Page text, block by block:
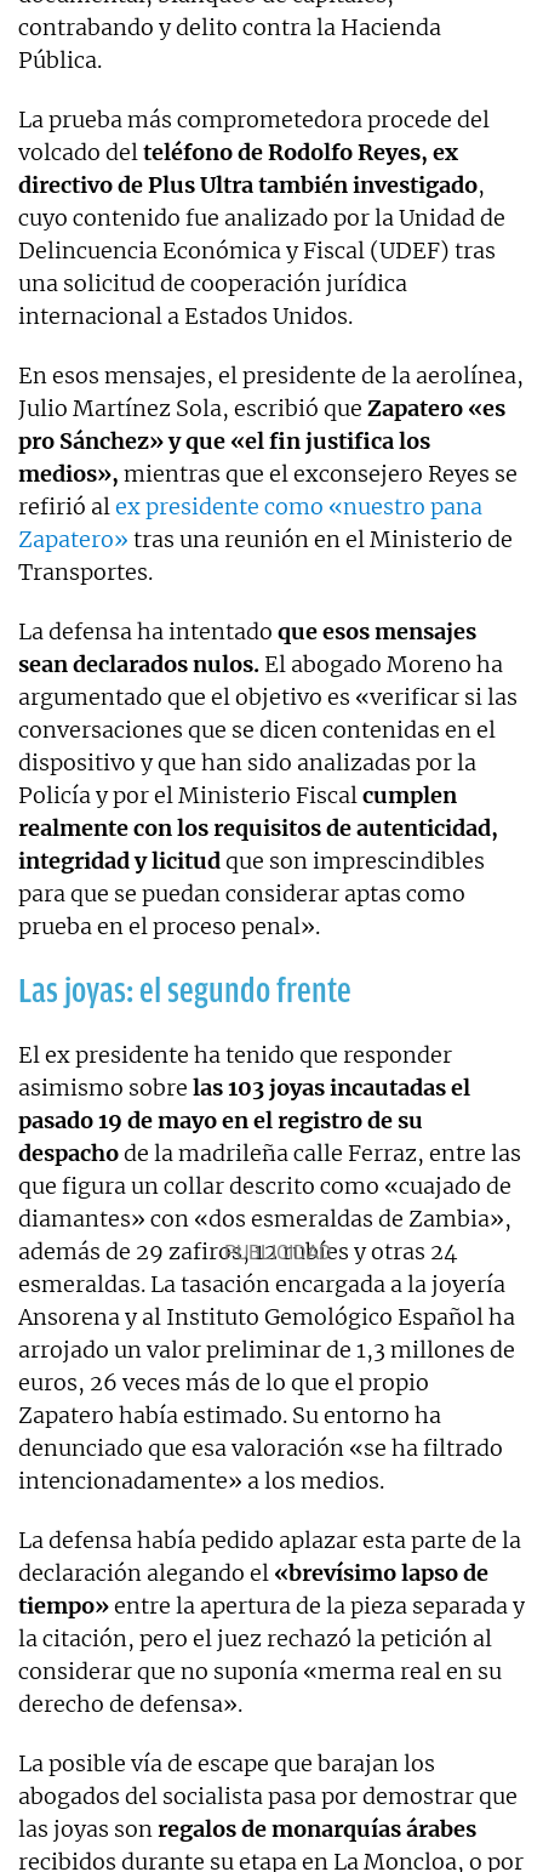
contrabando y delito contra la Hacienda
Pública.
La prueba más comprometedora procede del
volcado delteléfono de Rodolfo Reyes, ex
directivo de Plus Ultra también investigado,
cuyo contenido fue analizado por la Unidad de
Delincuencia Económica y Fiscal (UDEF) tras
una solicitud de cooperación jurídica
internacional a Estados Unidos.
En esos mensajes, el presidente de la aerolínea,
Julio Martínez Sola, escribió que Zapatero «es
pro Sánchez» y que «el fin justifica los
medios», mientras que el exconsejero Reyes se
refirió alex presidente como «nuestro pana
Zapatero» tras una reunión en el Ministerio de
Transportes.
La defensa ha intentado que esos mensajes
sean declarados nulos. El abogado Moreno ha
argumentado que el objetivo es «verificar si las
conversaciones que se dicen contenidas en el
dispositivo y que han sido analizadas por la
Policía y por el Ministerio Fiscalcumplen
realmente con los requisitos de autenticidad,
integridad y licitudque son imprescindibles
para que se puedan considerar aptas como
prueba en el proceso penal».
Las joyas: el segundo frente
El ex presidente ha tenido que responder
asimismo sobre las 103 joyas incautadas el
pasado 19 de mayo en el registro de su
despachode la madrileña calle Ferraz, entre las
que figura un collar descrito como «cuajado de
diamantes» con «dos esmeraldas de Zambia»,
además de 29 zafiros, 12 rubíes y otras 24
esmeraldas. La tasación encargada a la joyería
Ansorena y al Instituto Gemológico Español ha
arrojado un valor preliminar de 1,3 millones de
euros, 26 veces más de lo que el propio
Zapatero había estimado. Su entorno ha
denunciado que esa valoración «se ha filtrado
intencionadamente» a los medios.
La defensa había pedido aplazar esta parte de la
declaración alegando el «brevísimo lapso de
tiempo»entre la apertura de la pieza separada y
la citación, pero el juez rechazó la petición al
considerar que no suponía «merma real en su
derecho de defensa».
La posible vía de escape que barajan los
abogados del socialista pasa por demostrar que
las joyas sonregalos de monarquías árabes
recibidos durante su etapa en La Moncloa, o por